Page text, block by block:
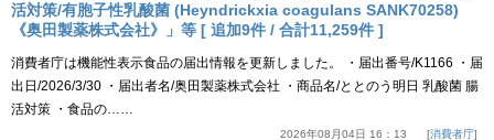
活対策/有胞子性乳酸菌 (Heyndrickxia coagulans SANK70258)
《奥田製薬株式会社》」等 [ 追加9件 / 合計11,259件 ]
消費者庁は機能性表示食品の届出情報を更新しました。 ・届出番号/K1166 ・届
出日/2026/3/30 ・届出者名/奥田製薬株式会社 ・商品名/ととのう明日 乳酸菌 腸
活対策 ・食品の……
2026年08月04日 16：13 消費者庁